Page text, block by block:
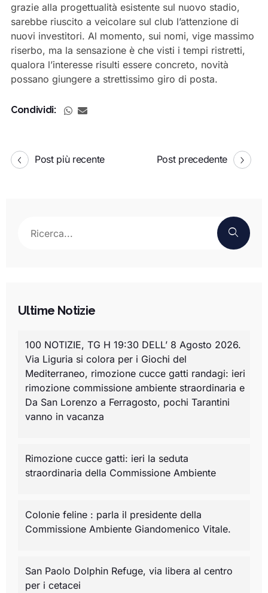
grazie alla progettualità esistente sul nuovo stadio,
sarebbe riuscito a veicolare sul club l’attenzione di
nuovi investitori. Al momento, sui nomi, vige massimo
riserbo, ma la sensazione è che visti i tempi ristretti,
qualora l’interesse risulti essere concreto, novità
possano giungere a strettissimo giro di posta.
Condividi:
Post più recente Post precedente
Ultime Notizie
100 NOTIZIE, TG H 19:30 DELL’ 8 Agosto 2026.
Via Liguria si colora per i Giochi del
Mediterraneo, rimozione cucce gatti randagi: ieri
rimozione commissione ambiente straordinaria e
Da San Lorenzo a Ferragosto, pochi Tarantini
vanno in vacanza
Rimozione cucce gatti: ieri la seduta
straordinaria della Commissione Ambiente
Colonie feline : parla il presidente della
Commissione Ambiente Giandomenico Vitale.
San Paolo Dolphin Refuge, via libera al centro
per i cetacei